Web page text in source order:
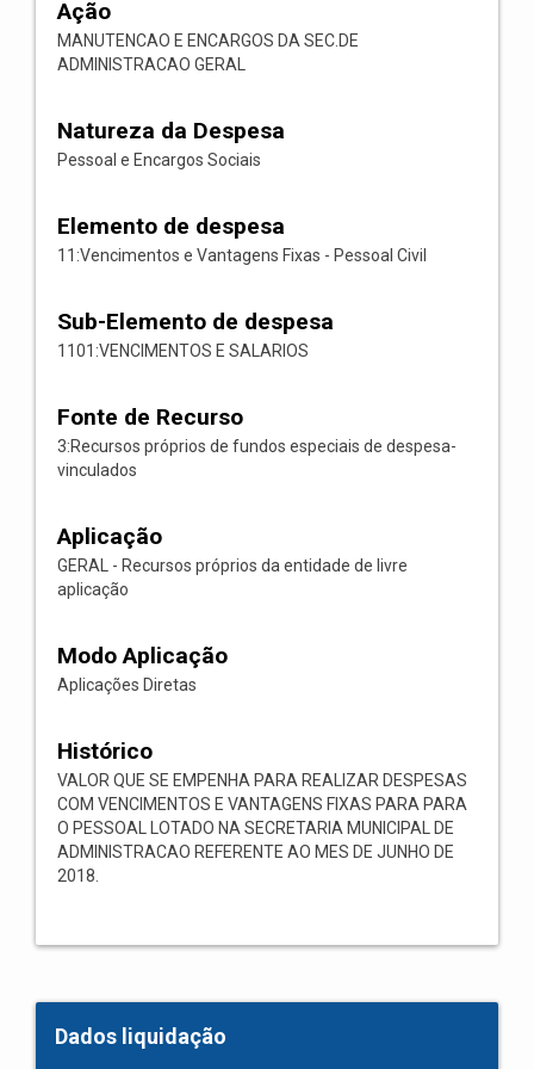
Ação
MANUTENCAO E ENCARGOS DA SEC.DE
ADMINISTRACAO GERAL
Natureza da Despesa
Pessoal e Encargos Sociais
Elemento de despesa
11:Vencimentos e Vantagens Fixas - Pessoal Civil
Sub-Elemento de despesa
1101:VENCIMENTOS E SALARIOS
Fonte de Recurso
3:Recursos próprios de fundos especiais de despesa-
vinculados
Aplicação
GERAL - Recursos próprios da entidade de livre
aplicação
Modo Aplicação
Aplicações Diretas
Histórico
VALOR QUE SE EMPENHA PARA REALIZAR DESPESAS
COM VENCIMENTOS E VANTAGENS FIXAS PARA PARA
O PESSOAL LOTADO NA SECRETARIA MUNICIPAL DE
ADMINISTRACAO REFERENTE AO MES DE JUNHO DE
2018.
Dados liquidação